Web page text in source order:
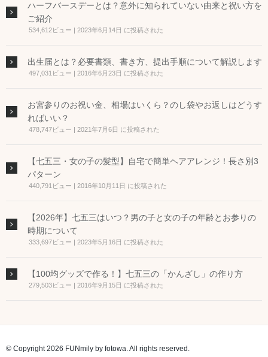
ハーフバースデーとは？意外に知られていない由来と祝い方を
ご紹介
534,612ビュー 2023年6月14日 に投稿された
出生届とは？必要書類、書き方、提出手順について解説します
497,031ビュー 2016年6月23日 に投稿された
お宮参りのお祝い金、相場はいくら？のし袋やお返しはどうす
ればいい？
478,747ビュー 2021年7月6日 に投稿された
【七五三・女の子の髪型】自宅で簡単ヘアアレンジ！長さ別3
パターン
440,791ビュー 2016年10月11日 に投稿された
【2026年】七五三はいつ？男の子と女の子の年齢とお参りの
時期について
333,697ビュー 2023年5月16日 に投稿された
【100均グッズで作る！】七五三の「かんざし」の作り方
279,503ビュー 2016年9月15日 に投稿された
© Copyright 2026 FUNmily by fotowa. All rights reserved.